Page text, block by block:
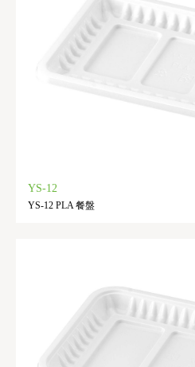
YS-12
YS-12 PLA 餐盤